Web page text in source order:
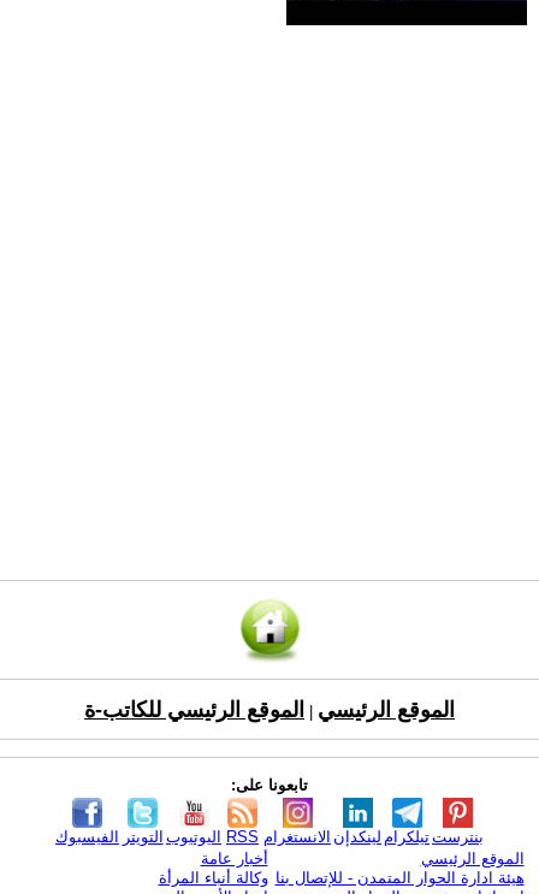
الموقع الرئيسي الموقع الرئيسي للكاتب-ة
تابعونا على:
الفيسبوك التويتر اليوتيوب RSS الانستغرام لينكدإن تيلكرامبنترست
الموقع الرئيسي
هيئة ادارة الحوار المتمدن - للإتصال بنا
أخبار عامة
وكالة أنباء المرأة